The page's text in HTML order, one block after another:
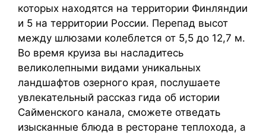
которых находятся на территории Финляндии
и 5 на территории России. Перепад высот
между шлюзами колеблется от 5,5 до 12,7 м.
Во время круиза вы насладитесь
великолепными видами уникальных
ландшафтов озерного края, послушаете
увлекательный рассказ гида об истории
Сайменского канала, сможете отведать
изысканные блюда в ресторане теплохода, а